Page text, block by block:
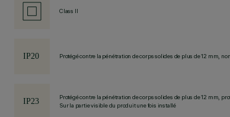
Class II
Protégé contre la pénétration de corps solides de plus de 12 mm,
Protégé contre la pénétration de corps solides de plus de 12 mm,
Sur la partie visible du produit une fois installé